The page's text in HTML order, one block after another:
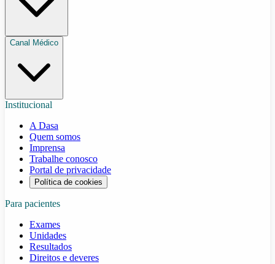
Canal Médico
Institucional
A Dasa
Quem somos
Imprensa
Trabalhe conosco
Portal de privacidade
Política de cookies
Para pacientes
Exames
Unidades
Resultados
Direitos e deveres